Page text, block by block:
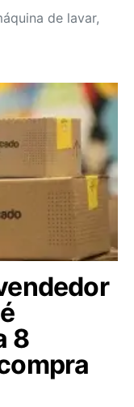
de lavar,
8